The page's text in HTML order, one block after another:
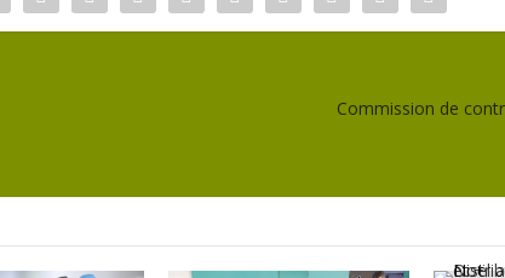
Commission de